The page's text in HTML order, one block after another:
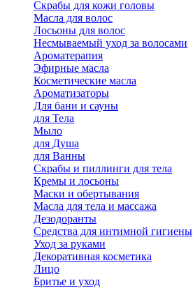
Скрабы для кожи головы
Масла для волос
Лосьоны для волос
Несмываемый уход за волосами
Ароматерапия
Эфирные масла
Косметические масла
Ароматизаторы
Для бани и сауны
для Тела
Мыло
для Душа
для Ванны
Скрабы и пиллинги для тела
Кремы и лосьоны
Маски и обертывания
Масла для тела и массажа
Дезодоранты
Средства для интимной гигиены
Уход за руками
Декоративная косметика
Лицо
Бритье и уход